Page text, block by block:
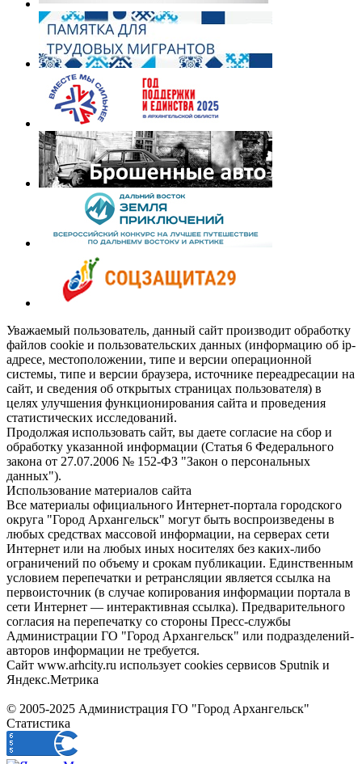
Уважаемый пользователь, данный сайт производит обработку
файлов cookie и пользовательских данных (информацию об ip-
адресе, местоположении, типе и версии операционной
системы, типе и версии браузера, источнике переадресации на
сайт, и сведения об открытых страницах пользователя) в
целях улучшения функционирования сайта и проведения
статистических исследований.
Продолжая использовать сайт, вы даете согласие на сбор и
обработку указанной информации (Статья 6 Федерального
закона от 27.07.2006 № 152-ФЗ "Закон о персональных
данных").
Использование материалов сайта
Все материалы официального Интернет-портала городского
округа "Город Архангельск" могут быть воспроизведены в
любых средствах массовой информации, на серверах сети
Интернет или на любых иных носителях без каких-либо
ограничений по объему и срокам публикации. Единственным
условием перепечатки и ретрансляции является ссылка на
первоисточник (в случае копирования информации портала в
сети Интернет — интерактивная ссылка). Предварительного
согласия на перепечатку со стороны Пресс-службы
Администрации ГО "Город Архангельск" или подразделений-
авторов информации не требуется.
Сайт www.arhcity.ru использует cookies сервисов Sputnik и
Яндекс.Метрика
© 2005-2025 Администрация ГО "Город Архангельск"
Статистика